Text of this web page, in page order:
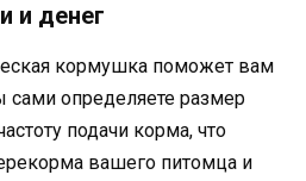
и денег
кормушка поможет вам
сами определяете размер
подачи корма, что
вашего питомца и